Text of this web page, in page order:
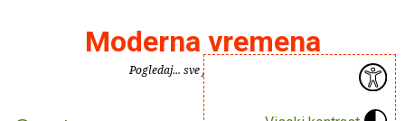
Moderna vremena
Pogledaj... sve je puno knjiga.